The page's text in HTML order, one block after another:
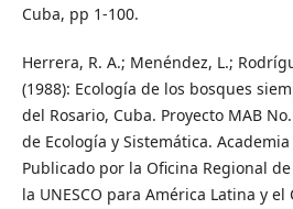
Cuba, pp 1-100.
Herrera, R. A.; Menéndez, L.;
(1988): Ecología de los bosques
del Rosario, Cuba. Proyecto MAB
de Ecología y Sistemática.
Publicado por la Oficina Regional
la UNESCO para América Latina y el